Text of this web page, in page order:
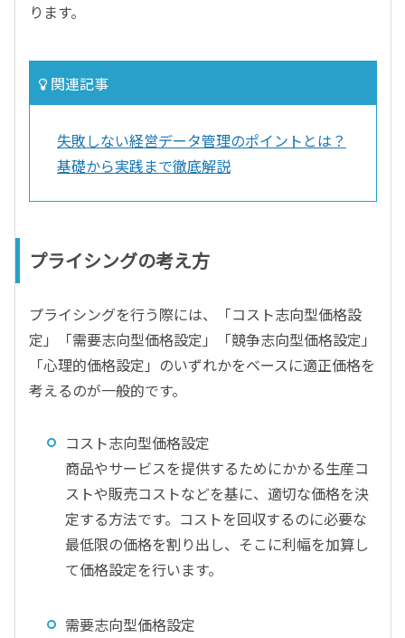
ります。
関連記事
失敗しない経営データ管理のポイントとは？
基礎から実践まで徹底解説
プライシングの考え方
プライシングを行う際には、「コスト志向型価格設
定」「需要志向型価格設定」「競争志向型価格設定」
「心理的価格設定」のいずれかをベースに適正価格を
考えるのが一般的です。
コスト志向型価格設定
商品やサービスを提供するためにかかる生産コ
ストや販売コストなどを基に、適切な価格を決
定する方法です。コストを回収するのに必要な
最低限の価格を割り出し、そこに利幅を加算し
て価格設定を行います。
需要志向型価格設定